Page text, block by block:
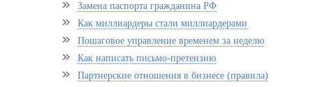
Замена паспорта гражданина РФ
Как миллиардеры стали миллиардерами
Пошаговое управление временем за неделю
Как написать письмо-претензию
Партнерские отношения в бизнесе (правила)